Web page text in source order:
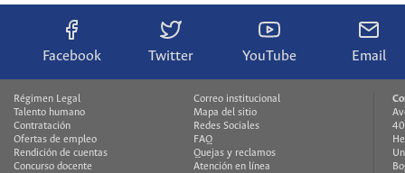
Facebook Twitter YouTube Email
Régimen Legal
Talento humano
Contratación
Ofertas de empleo
Rendición de cuentas
Concurso docente
Correo institucional
Mapa del sitio
Redes Sociales
FAQ
Quejas y reclamos
Atención en línea